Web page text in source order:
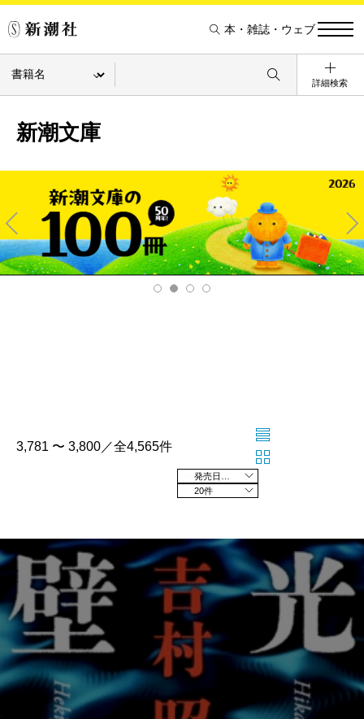
本・雑誌・ウェブ
詳細検索
新潮文庫
Pre
v
Ne
xt
3,781 〜 3,800／全4,565件
20件